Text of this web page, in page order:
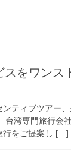
スをワンス
ティブツアー
湾専門旅行会
行をご提案し […]